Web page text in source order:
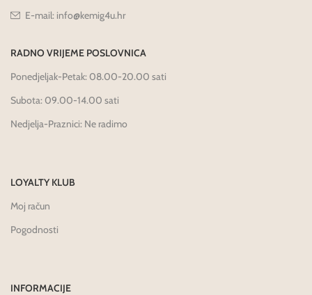
E-mail: info@kemig4u.hr
RADNO VRIJEME POSLOVNICA
Ponedjeljak-Petak: 08.00-20.00 sati
Subota: 09.00-14.00 sati
Nedjelja-Praznici: Ne radimo
LOYALTY KLUB
Moj račun
Pogodnosti
INFORMACIJE